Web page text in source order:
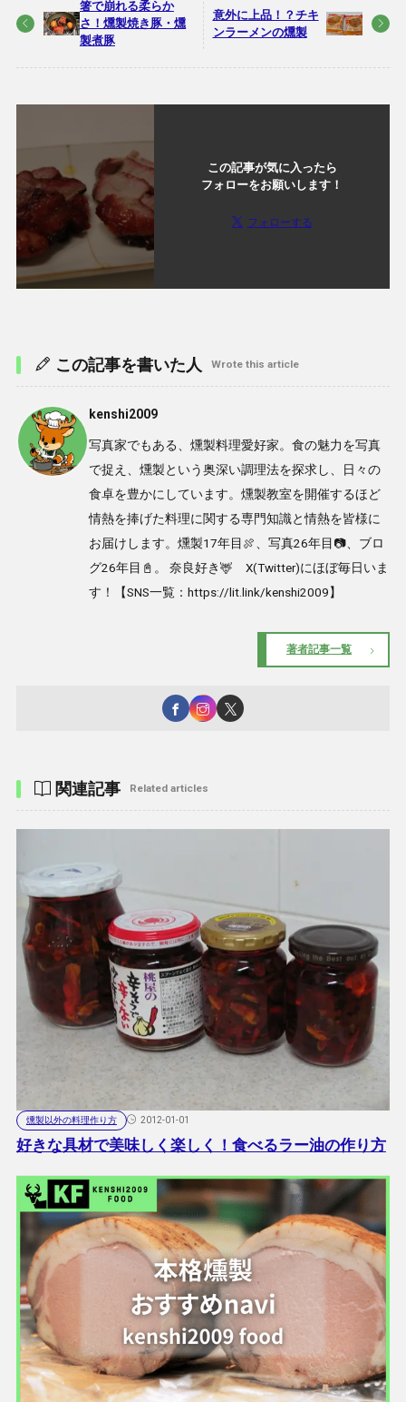
箸で崩れる柔らか
さ！燻製焼き豚・燻
製煮豚
意外に上品！？チキ
ンラーメンの燻製
この記事が気に入ったら
フォローをお願いします！
フォローする
この記事を書いた人 Wrote this article
kenshi2009
写真家でもある、燻製料理愛好家。食の魅力を写真
で捉え、燻製という奥深い調理法を探求し、日々の
食卓を豊かにしています。燻製教室を開催するほど
情熱を捧げた料理に関する専門知識と情熱を皆様に
お届けします。燻製17年目🍖、写真26年目📷、ブロ
グ26年目📓。 奈良好き🦌 X(Twitter)にほぼ毎日いま
す！【SNS一覧：https://lit.link/kenshi2009】
著者記事一覧
関連記事 Related articles
燻製以外の料理作り方 2012-01-01
好きな具材で美味しく楽しく！食べるラー油の作り方